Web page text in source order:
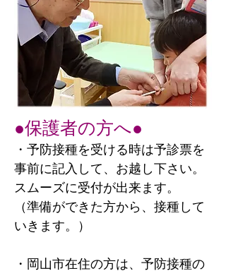
●保護者の方へ●
・予防接種を受ける時は予診票を
事前に記入して、お越し下さい。
スムーズに受付が出来ます。
（準備ができた方から、接種して
いきます。）
・岡山市在住の方は、予防接種の